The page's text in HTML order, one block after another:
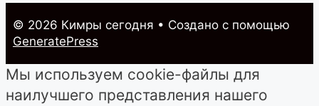
© 2026 Кимры cегодня • Создано с помощью
GeneratePress
Мы используем cookie-файлы для
наилучшего представления нашего